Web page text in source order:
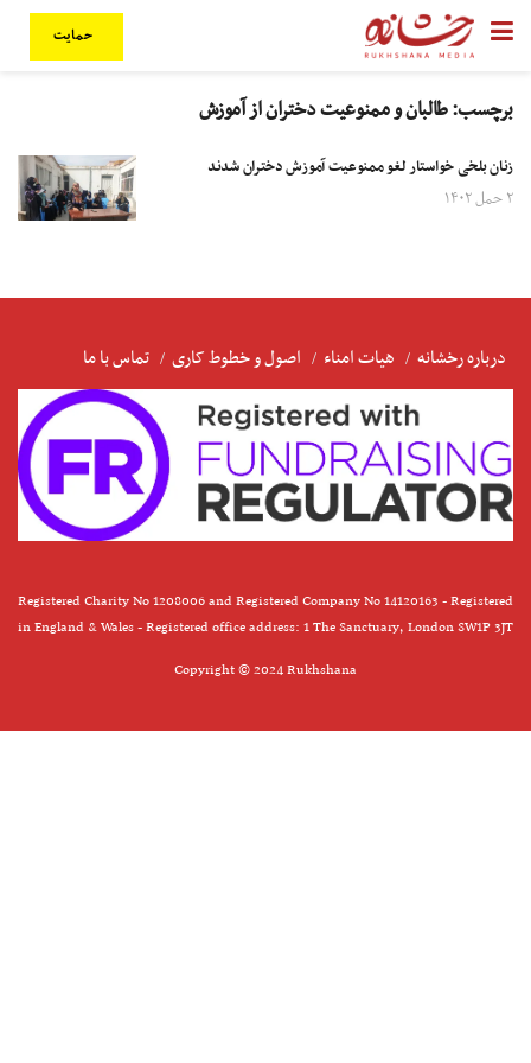
حمایت
برچسب:طالبان و ممنوعیت دختران از آموزش
زنان بلخی خواستار لغو ممنوعیت آموزش دختران شدند
۲ حمل ۱۴۰۲
درباره رخشانه هیات امناء اصول و خطوط کاری تماس با ما
Registered Charity No 1208006 and Registered Company No 14120163 - Registered
in England & Wales - Registered office address: 1 The Sanctuary, London SW1P 3JT
Copyright © 2024 Rukhshana